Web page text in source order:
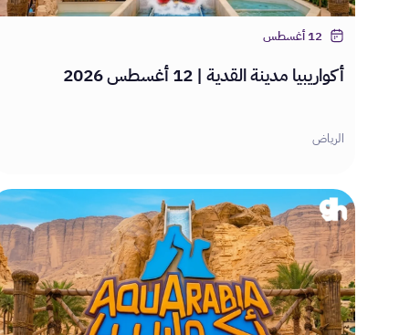
12 أغسطس
أكواريبيا مدينة القدية | 12 أغسطس 2026
الرياض